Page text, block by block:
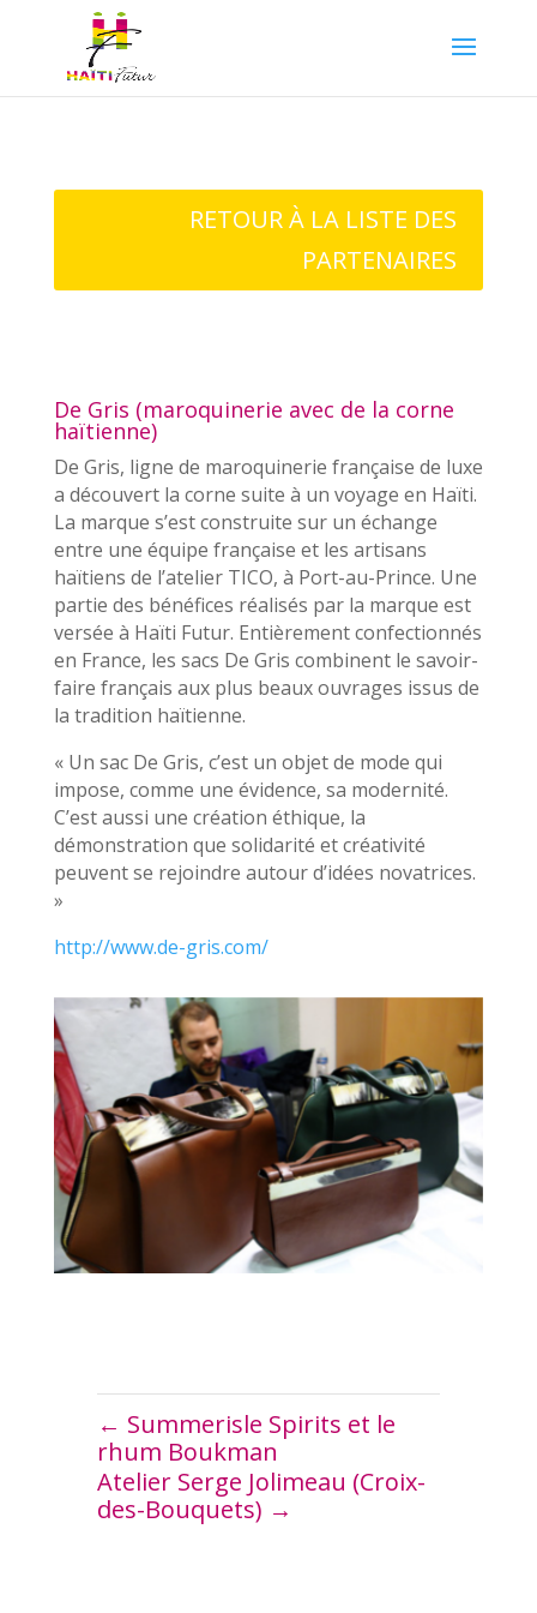
RETOUR À LA LISTE DES
PARTENAIRES
De Gris (maroquinerie avec de la corne
haïtienne)
De Gris, ligne de maroquinerie française de luxe
a découvert la corne suite à un voyage en Haïti.
La marque s’est construite sur un échange
entre une équipe française et les artisans
haïtiens de l’atelier TICO, à Port-au-Prince. Une
partie des bénéfices réalisés par la marque est
versée à Haïti Futur. Entièrement confectionnés
en France, les sacs De Gris combinent le savoir-
faire français aux plus beaux ouvrages issus de
la tradition haïtienne.
« Un sac De Gris, c’est un objet de mode qui
impose, comme une évidence, sa modernité.
C’est aussi une création éthique, la
démonstration que solidarité et créativité
peuvent se rejoindre autour d’idées novatrices.
»
http://www.de-gris.com/
← Summerisle Spirits et le
rhum Boukman
Atelier Serge Jolimeau (Croix-
des-Bouquets) →